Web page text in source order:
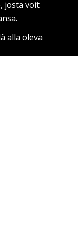
josta voit
alla oleva